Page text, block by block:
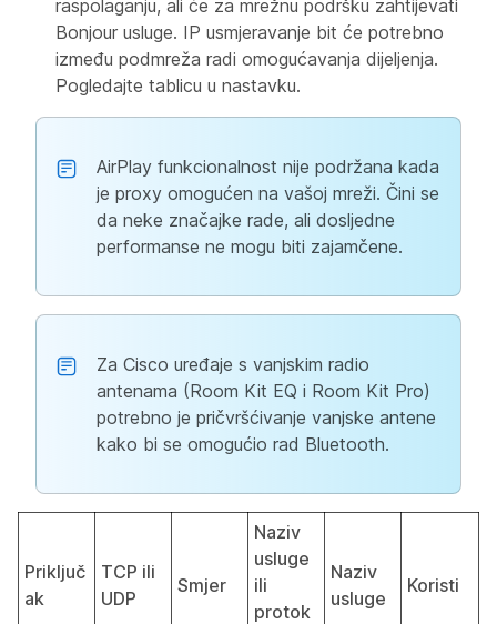
raspolaganju, ali će za mrežnu podršku zahtijevati
Bonjour usluge. IP usmjeravanje bit će potrebno
između podmreža radi omogućavanja dijeljenja.
Pogledajte tablicu u nastavku.
AirPlay funkcionalnost nije podržana kada
je proxy omogućen na vašoj mreži. Čini se
da neke značajke rade, ali dosljedne
performanse ne mogu biti zajamčene.
Za Cisco uređaje s vanjskim radio
antenama (Room Kit EQ i Room Kit Pro)
potrebno je pričvršćivanje vanjske antene
kako bi se omogućio rad Bluetooth.
Priključ
ak
TCP ili
UDP
Smjer
Naziv
usluge
ili
protok
Naziv
usluge
Koristi